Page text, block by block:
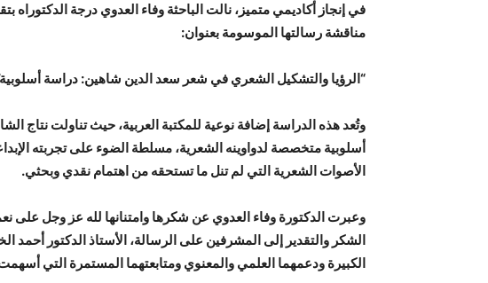
في إنجاز أكاديمي متميز، نالت الباحثة وفاء العدوي درجة الدكتوراه
مناقشة رسالتها الموسومة بعنوان:
“الرؤيا والتشكيل الشعري في شعر سعد الدين شاهين: دراسة
وتُعد هذه الدراسة إضافة نوعية للمكتبة العربية، حيث تناولت نتاج
أسلوبية متخصصة لدواوينه الشعرية، مسلطة الضوء على تجربته
الأصوات الشعرية التي لم تنل ما تستحقه من اهتمام نقدي وبحثي.
وعبرت الدكتورة وفاء العدوي عن شكرها وامتنانها لله عز وجل على
الشكر والتقدير إلى المشرفين على الرسالة، الأستاذ الدكتور أحمد
الكبيرة ودعمهما العلمي والمعنوي ومتابعتهما المستمرة التي